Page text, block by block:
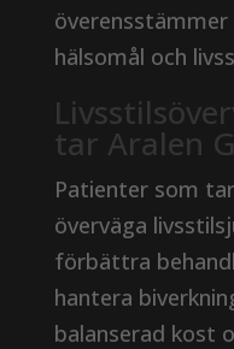
hälsomål och
tar Aralen
Patienter som
överväga
förbättra
hantera
balanserad kost